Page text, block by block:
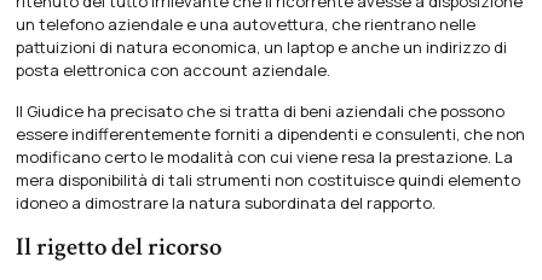
un telefono aziendale e una autovettura, che rientrano nelle
pattuizioni di natura economica, un laptop e anche un indirizzo di
posta elettronica con account aziendale.
Il Giudice ha precisato che si tratta di beni aziendali che possono
essere indifferentemente forniti a dipendenti e consulenti, che non
modificano certo le modalità con cui viene resa la prestazione. La
mera disponibilità di tali strumenti non costituisce quindi elemento
idoneo a dimostrare la natura subordinata del rapporto.
Il rigetto del ricorso